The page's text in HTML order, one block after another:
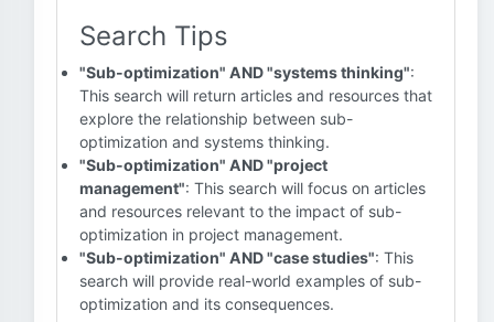
Search Tips
"Sub-optimization" AND "systems thinking":
This search will return articles and resources that
explore the relationship between sub-
optimization and systems thinking.
"Sub-optimization" AND "project
management": This search will focus on articles
and resources relevant to the impact of sub-
optimization in project management.
"Sub-optimization" AND "case studies": This
search will provide real-world examples of sub-
optimization and its consequences.